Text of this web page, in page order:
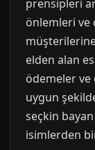
prensipleri
önlemleri ve
elden alan
ödemeler
uygun
seçkin
isimlerden